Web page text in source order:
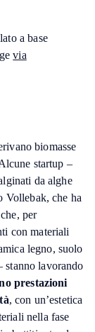
a base
via
biomasse
startup –
da alghe
Vollebak, che ha
per
con materiali
legno, suolo
stanno lavorando
prestazioni
, con un’estetica
nella fase